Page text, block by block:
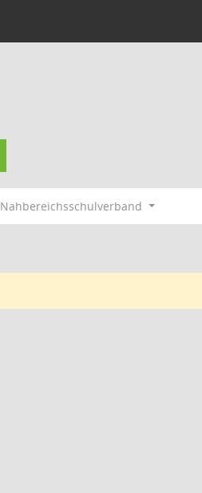
Nahbereichsschulverband